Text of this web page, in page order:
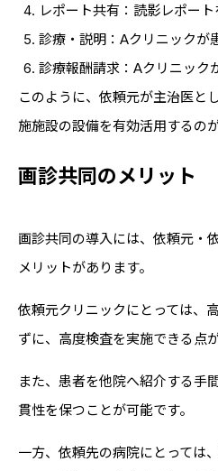
レポート共有：読影レポー
診療・説明：Aクリニックが
診療報酬請求：Aクリニック
このように、依頼元が主治医と
施施設の設備を有効活用するの
画診共同のメリット
画診共同の導入には、依頼元・
メリットがあります。
依頼元クリニックにとっては、
ずに、高度検査を実施できる点
また、患者を他院へ紹介する手
貫性を保つことが可能です。
一方、依頼先の病院にとっては